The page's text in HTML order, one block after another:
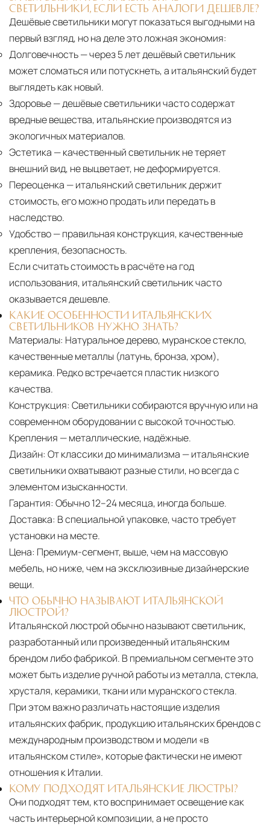
СВЕТИЛЬНИКИ, ЕСЛИ ЕСТЬ АНАЛОГИ ДЕШЕВЛЕ?
Дешёвые светильники могут показаться выгодными на
первый взгляд, но на деле это ложная экономия:
Долговечность— через 5 лет дешёвый светильник
может сломаться или потускнеть, а итальянский будет
выглядеть как новый.
Здоровье— дешёвые светильники часто содержат
вредные вещества, итальянские производятся из
экологичных материалов.
Эстетика — качественный светильник не теряет
внешний вид, не выцветает, не деформируется.
Переоценка — итальянский светильник держит
стоимость, его можно продать или передать в
наследство.
Удобство— правильная конструкция, качественные
крепления, безопасность.
Если считать стоимость в расчёте на год
использования, итальянский светильник часто
оказывается дешевле.
КАКИЕ ОСОБЕННОСТИ ИТАЛЬЯНСКИХ
СВЕТИЛЬНИКОВ НУЖНО ЗНАТЬ?
Материалы: Натуральное дерево, муранское стекло,
качественные металлы (латунь, бронза, хром),
керамика. Редко встречается пластик низкого
качества.
Конструкция: Светильники собираются вручную или на
современном оборудовании с высокой точностью.
Крепления — металлические, надёжные.
Дизайн: От классики до минимализма — итальянские
светильники охватывают разные стили, но всегда с
элементом изысканности.
Гарантия: Обычно 12–24 месяца, иногда больше.
Доставка: В специальной упаковке, часто требует
установки на месте.
Цена: Премиум-сегмент, выше, чем на массовую
мебель, но ниже, чем на эксклюзивные дизайнерские
вещи.
ЧТО ОБЫЧНО НАЗЫВАЮТ ИТАЛЬЯНСКОЙ
ЛЮСТРОЙ?
Итальянской люстрой обычно называют светильник,
разработанный или произведенный итальянским
брендом либо фабрикой. В премиальном сегменте это
может быть изделие ручной работы из металла, стекла,
хрусталя, керамики, ткани или муранского стекла.
При этом важно различать настоящие изделия
итальянских фабрик, продукцию итальянских брендов с
международным производством и модели «в
итальянском стиле», которые фактически не имеют
отношения к Италии.
КОМУ ПОДХОДЯТ ИТАЛЬЯНСКИЕ ЛЮСТРЫ?
Они подходят тем, кто воспринимает освещение как
часть интерьерной композиции, а не просто